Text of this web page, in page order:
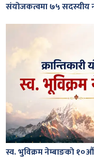
संयोजकत्वमा ७५ सदस्यीय
स्व. भुविक्रम नेम्बाङको १०औँ